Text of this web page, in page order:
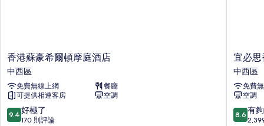
香
港
蘇
豪
希
爾
頓
香港蘇豪希爾頓摩庭酒店
中西區
免費無線上網
餐廳
可提供相連客房
空調
9.4
分，
9.4 好極了
170 則評論
宜
必
思
香
港
中
上
宜必思
中西區
免費
空調
8.6
分，
8.6 有